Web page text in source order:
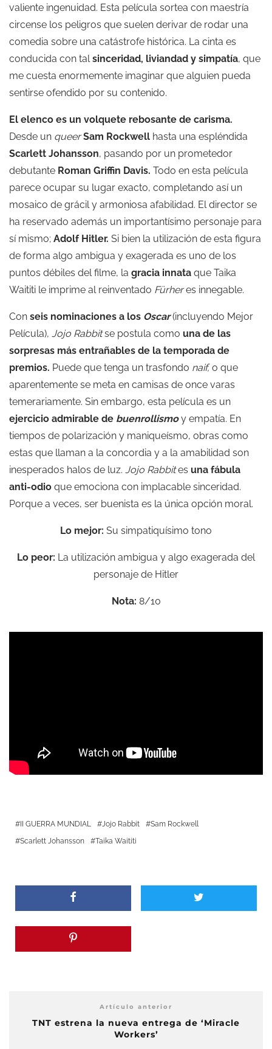
valiente ingenuidad. Esta película sortea con maestría
circense los peligros que suelen derivar de rodar una
comedia sobre una catástrofe histórica. La cinta es
conducida con talsinceridad, liviandad y simpatía, que
me cuesta enormemente imaginar que alguien pueda
sentirse ofendido por su contenido.
El elenco es un volquete rebosante de carisma.
Desde un queerSam Rockwell hasta una espléndida
Scarlett Johansson, pasando por un prometedor
debutante Roman Griffin Davis. Todo en esta película
parece ocupar su lugar exacto, completando así un
mosaico de grácil y armoniosa afabilidad. El director se
ha reservado además un importantísimo personaje para
sí mismo; Adolf Hitler. Si bien la utilización de esta figura
de forma algo ambigua y exagerada es uno de los
puntos débiles del filme, la gracia innata que Taika
Waititi le imprime al reinventado Fürheres innegable.
Con seis nominaciones a los Oscar(incluyendo Mejor
Película), Jojo Rabbitse postula como una de las
sorpresas más entrañables de la temporada de
premios. Puede que tenga un trasfondo naif,o que
aparentemente se meta en camisas de once varas
temerariamente. Sin embargo, esta película es un
ejercicio admirable de buenrollismoy empatía. En
tiempos de polarización y maniqueísmo, obras como
estas que llaman a la concordia y a la amabilidad son
inesperados halos de luz. Jojo Rabbites una fábula
anti-odio que emociona con implacable sinceridad.
Porque a veces, ser buenista es la única opción moral.
Lo mejor: Su simpatiquísimo tono
Lo peor: La utilización ambigua y algo exagerada del
personaje de Hitler
Nota: 8/10
II GUERRA MUNDIAL Jojo Rabbit
Sam Rockwell
Scarlett Johansson
Taika Waititi
Artículo anterior
TNT estrena la nueva entrega de ‘Miracle
Workers’